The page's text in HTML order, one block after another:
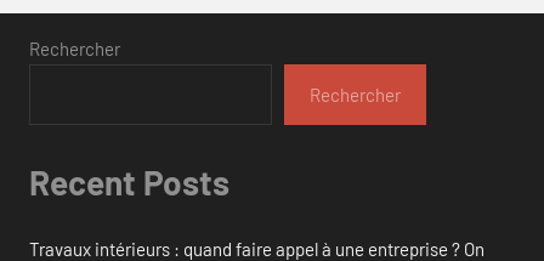
Rechercher
Rechercher
Recent Posts
Travaux intérieurs : quand faire appel à une entreprise ? On